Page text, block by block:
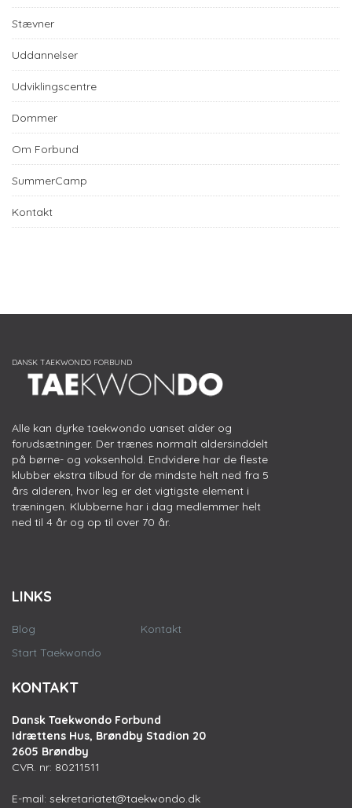
Stævner
Uddannelser
Udviklingscentre
Dommer
Om Forbund
SummerCamp
Kontakt
Alle kan dyrke taekwondo uanset alder og
forudsætninger. Der trænes normalt aldersinddelt
på børne- og voksenhold. Endvidere har de fleste
klubber ekstra tilbud for de mindste helt ned fra 5
års alderen, hvor leg er det vigtigste element i
træningen. Klubberne har i dag medlemmer helt
ned til 4 år og op til over 70 år.
LINKS
Blog
Start Taekwondo
Kontakt
KONTAKT
Dansk Taekwondo Forbund
Idrættens Hus, Brøndby Stadion 20
2605 Brøndby
CVR. nr: 80211511
E-mail: sekretariatet@taekwondo.dk